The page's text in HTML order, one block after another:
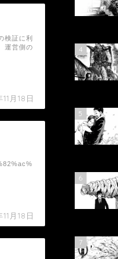
月18日
検証に利
運営側の
月18日
4
5
6
7